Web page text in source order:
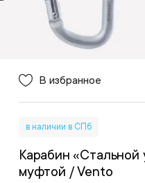
В избранное
в наличии в СПб
Карабин «Стальной
муфтой / Vento